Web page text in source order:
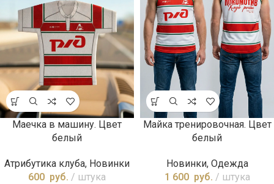
Маечка в машину. Цвет
белый
Атрибутика клуба, Новинки
600 руб. штука
Майка тренировочная. Цвет
белый
Новинки, Одежда
1 600 руб. штука